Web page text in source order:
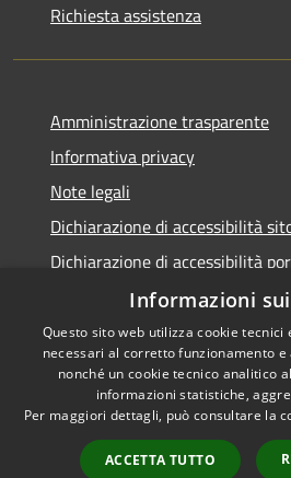
Richiesta assistenza
Amministrazione trasparente
Informativa privacy
Note legali
Dichiarazione di accessibilità
Dichiarazione di accessibilità
Accessibilità
Privacy
Informazioni
Questo sito web utilizza cookie
necessari al corretto funzionamento
nonché un cookie tecnico analitico
informazioni statistiche,
Per maggiori dettagli, può consultare la
ACCETTA TUTTO